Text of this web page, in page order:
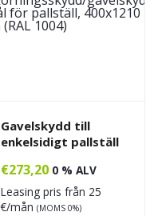
Gavelskydd till
enkelsidigt pallställ
€273,20 0 % ALV
Leasing pris från 25
€/mån (MOMS 0%)